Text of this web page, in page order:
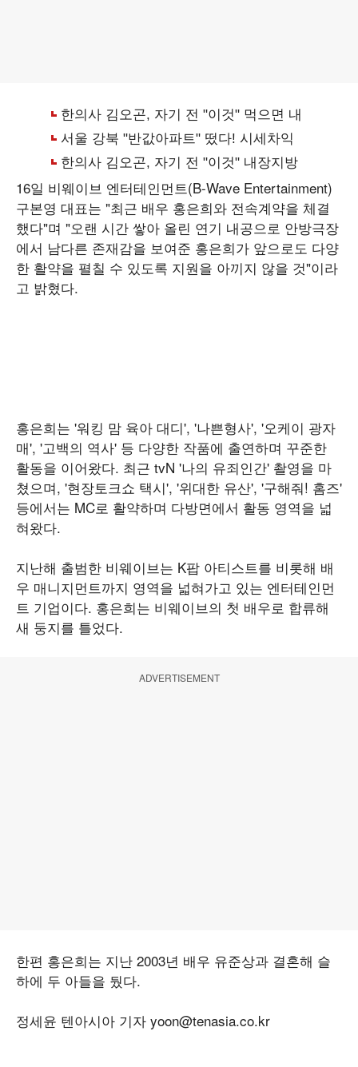
16일 비웨이브 엔터테인먼트(B-Wave Entertainment)
구본영 대표는 "최근 배우 홍은희와 전속계약을 체결
했다"며 "오랜 시간 쌓아 올린 연기 내공으로 안방극장
에서 남다른 존재감을 보여준 홍은희가 앞으로도 다양
한 활약을 펼칠 수 있도록 지원을 아끼지 않을 것"이라
고 밝혔다.
홍은희는 '워킹 맘 육아 대디', '나쁜형사', '오케이 광자
매', '고백의 역사' 등 다양한 작품에 출연하며 꾸준한
활동을 이어왔다. 최근 tvN '나의 유죄인간' 촬영을 마
쳤으며, '현장토크쇼 택시', '위대한 유산', '구해줘! 홈즈'
등에서는 MC로 활약하며 다방면에서 활동 영역을 넓
혀왔다.
지난해 출범한 비웨이브는 K팝 아티스트를 비롯해 배
우 매니지먼트까지 영역을 넓혀가고 있는 엔터테인먼
트 기업이다. 홍은희는 비웨이브의 첫 배우로 합류해
새 둥지를 틀었다.
ADVERTISEMENT
한편 홍은희는 지난 2003년 배우 유준상과 결혼해 슬
하에 두 아들을 뒀다.
정세윤 텐아시아 기자 yoon@tenasia.co.kr